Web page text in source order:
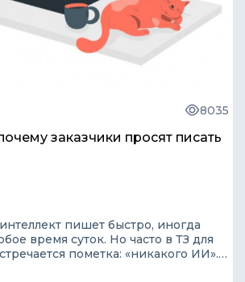
8035
заказчики просят писать
пишет быстро, иногда
время суток. Но часто в ТЗ для
пометка: «никакого ИИ».